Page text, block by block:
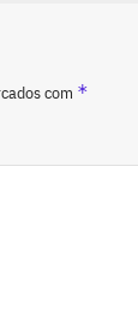
com *